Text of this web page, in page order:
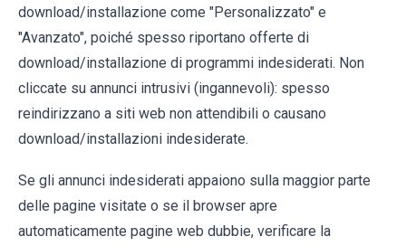
download/installazione come "Personalizzato" e
"Avanzato", poiché spesso riportano offerte di
download/installazione di programmi indesiderati. Non
cliccate su annunci intrusivi (ingannevoli): spesso
reindirizzano a siti web non attendibili o causano
download/installazioni indesiderate.
Se gli annunci indesiderati appaiono sulla maggior parte
delle pagine visitate o se il browser apre
automaticamente pagine web dubbie, verificare la